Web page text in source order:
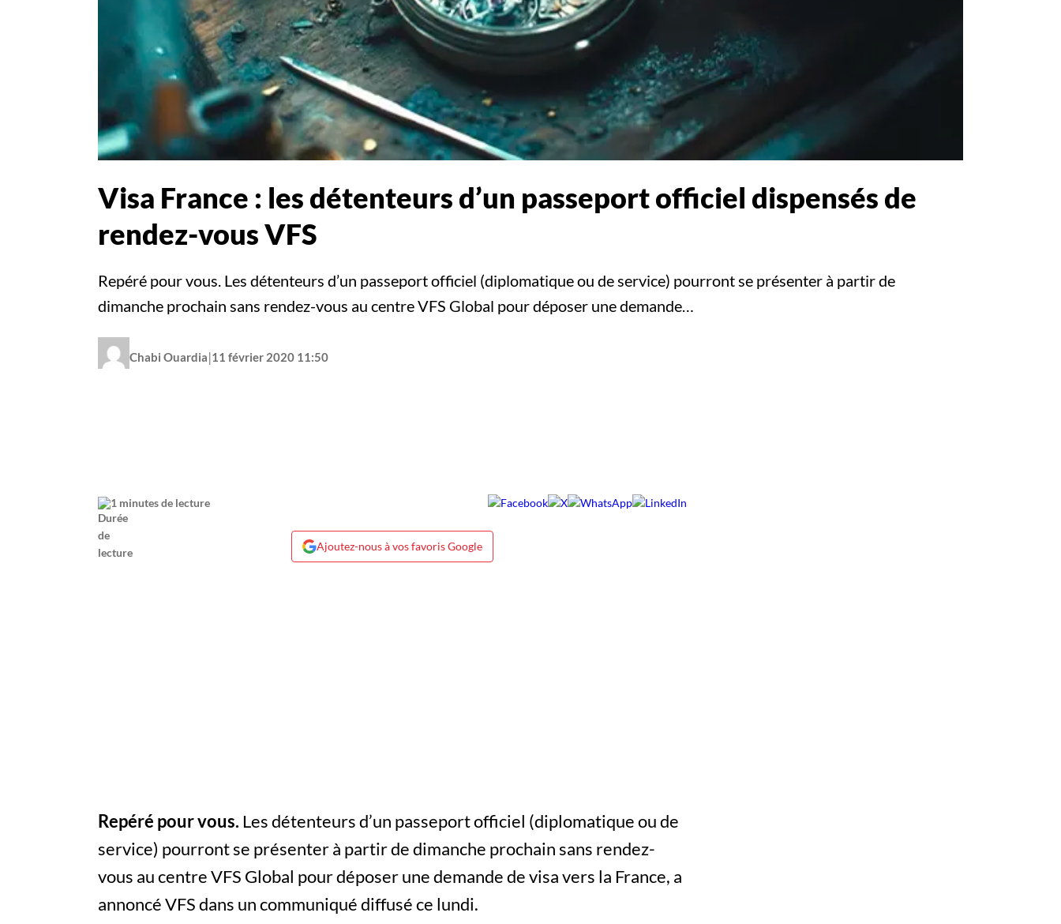
Visa France : les détenteurs d’un passeport officiel dispensés de
rendez-vous VFS
Repéré pour vous. Les détenteurs d’un passeport officiel (diplomatique ou de service) pourront se présenter à partir de
dimanche prochain sans rendez-vous au centre VFS Global pour déposer une demande…
Chabi Ouardia|11 février 2020 11:50
1 minutes de lecture
Ajoutez-nous à vos favoris Google
Repéré pour vous. Les détenteurs d’un passeport officiel (diplomatique ou de
service) pourront se présenter à partir de dimanche prochain sans rendez-
vous au centre VFS Global pour déposer une demande de visa vers la France, a
annoncé VFS dans un communiqué diffusé ce lundi.